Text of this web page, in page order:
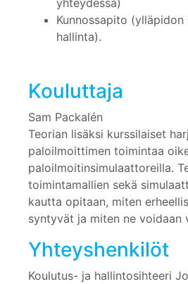
yhteydessä)
Kunnossapito (ylläpidon
hallinta).
Kouluttaja
Sam Packalén
Teorian lisäksi kurssilaiset
paloilmoittimen toimintaa
paloilmoitinsimulaattoreilla.
toimintamallien sekä
kautta opitaan, miten
syntyvät ja miten ne voidaan
Yhteyshenkilöt
Koulutus- ja hallintosihteeri